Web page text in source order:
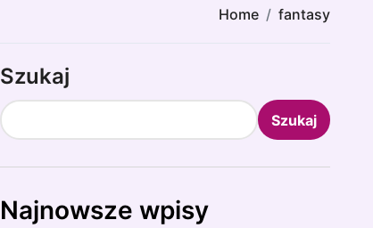
Home fantasy
Szukaj
Szukaj
Najnowsze wpisy